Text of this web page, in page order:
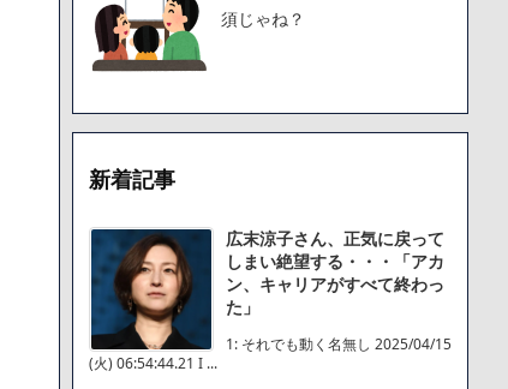
須じゃね？
新着記事
広末涼子さん、正気に戻って
しまい絶望する・・・「アカ
ン、キャリアがすべて終わっ
た」
1: それでも動く名無し 2025/04/15
(火) 06:54:44.21 I ...